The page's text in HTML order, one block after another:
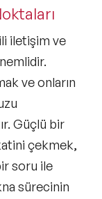
iletişim ve
ve onların
Güçlü bir
çekmek,
soru ile
sürecinin